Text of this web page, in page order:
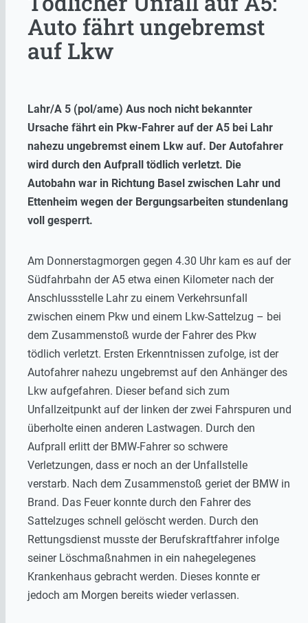
Auto fährt ungebremst
auf Lkw
Lahr/A 5 (pol/ame) Aus noch nicht bekannter
Ursache fährt ein Pkw-Fahrer auf der A5 bei Lahr
nahezu ungebremst einem Lkw auf. Der Autofahrer
wird durch den Aufprall tödlich verletzt. Die
Autobahn war in Richtung Basel zwischen Lahr und
Ettenheim wegen der Bergungsarbeiten stundenlang
voll gesperrt.
Am Donnerstagmorgen gegen 4.30 Uhr kam es auf der
Südfahrbahn der A5 etwa einen Kilometer nach der
Anschlussstelle Lahr zu einem Verkehrsunfall
zwischen einem Pkw und einem Lkw-Sattelzug – bei
dem Zusammenstoß wurde der Fahrer des Pkw
tödlich verletzt. Ersten Erkenntnissen zufolge, ist der
Autofahrer nahezu ungebremst auf den Anhänger des
Lkw aufgefahren. Dieser befand sich zum
Unfallzeitpunkt auf der linken der zwei Fahrspuren und
überholte einen anderen Lastwagen. Durch den
Aufprall erlitt der BMW-Fahrer so schwere
Verletzungen, dass er noch an der Unfallstelle
verstarb. Nach dem Zusammenstoß geriet der BMW in
Brand. Das Feuer konnte durch den Fahrer des
Sattelzuges schnell gelöscht werden. Durch den
Rettungsdienst musste der Berufskraftfahrer infolge
seiner Löschmaßnahmen in ein nahegelegenes
Krankenhaus gebracht werden. Dieses konnte er
jedoch am Morgen bereits wieder verlassen.